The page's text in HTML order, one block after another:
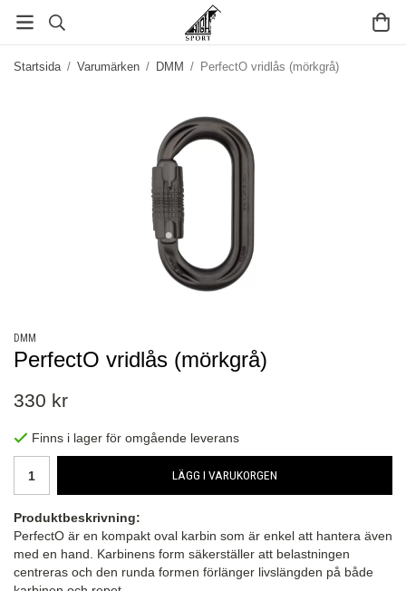
Startsida / Varumärken / DMM / PerfectO vridlås (mörkgrå)
DMM
PerfectO vridlås (mörkgrå)
330 kr
Finns i lager för omgående leverans
LÄGG I VARUKORGEN
Produktbeskrivning:
PerfectO är en kompakt oval karbin som är enkel att hantera även
med en hand. Karbinens form säkerställer att belastningen
centreras och den runda formen förlänger livslängden på både